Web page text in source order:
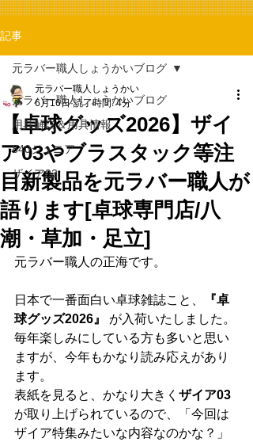
記事
元ラバー職人しょうかいブログ
用具解説＆用具情報
840ジュニア
ザイア03
元ラバー職人しょうかいブログ
【卓球グッズ2026】ザイ
ア03やブラスタック等注
目新製品を元ラバー職人が
語ります[卓球専門店/八
潮・草加・足立]
元ラバー職人しょうかい
6月16日 読了時間: 4分
元ラバー職人の正海です。
日本で一番面白い卓球雑誌こと、
『卓
球グッズ2026』
が入荷いたしました。
毎年楽しみにしている方も多いと思い
ますが、今年もかなり読み応えがあり
ます。
表紙を見ると、かなり大きく ザイア03
が取り上げられているので、「今回は
ザイア特集みたいな内容なのかな？」